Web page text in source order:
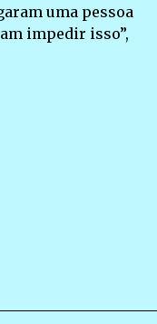
uma pessoa
impedir isso”,